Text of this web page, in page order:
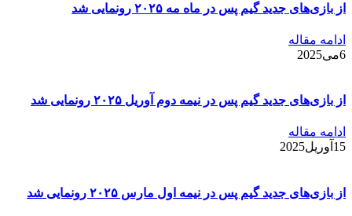
از بازی‌های جدید گیم پس در ماه مه ۲۰۲۵ رونمایی شد
ادامه مقاله
6می2025
از بازی‌های جدید گیم پس در نیمه دوم آوریل ۲۰۲۵ رونمایی شد
ادامه مقاله
15آوریل2025
از بازی‌های جدید گیم پس در نیمه اول مارس ۲۰۲۵ رونمایی شد